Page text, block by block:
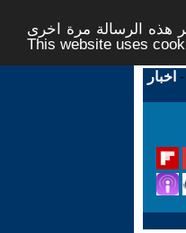
هذه الرسالة مرة اخرى -
This website uses
- اخبار